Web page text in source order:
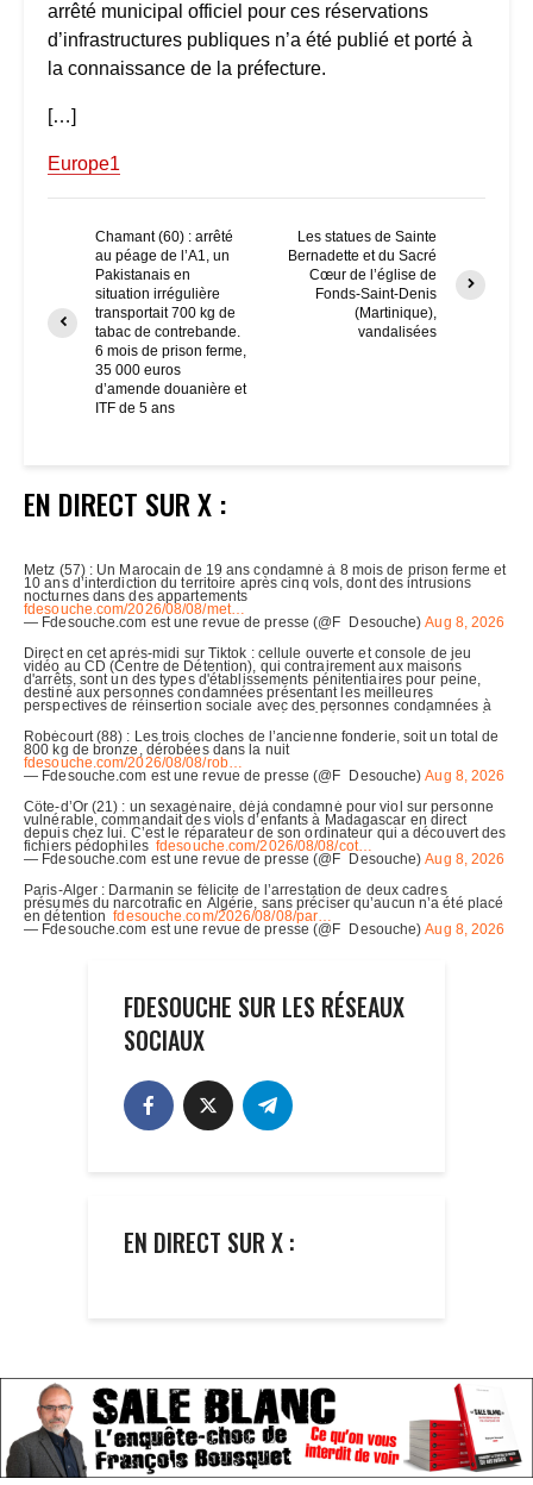
arrêté municipal officiel pour ces réservations
d’infrastructures publiques n’a été publié et porté à
la connaissance de la préfecture.
[…]
Europe1
Chamant (60) : arrêté
au péage de l’A1, un
Pakistanais en
situation irrégulière
transportait 700 kg de
tabac de contrebande.
6 mois de prison ferme,
35 000 euros
d’amende douanière et
ITF de 5 ans
Les statues de Sainte
Bernadette et du Sacré
Cœur de l’église de
Fonds-Saint-Denis
(Martinique),
vandalisées
EN DIRECT SUR X :
FDESOUCHE SUR LES RÉSEAUX
SOCIAUX
EN DIRECT SUR X :